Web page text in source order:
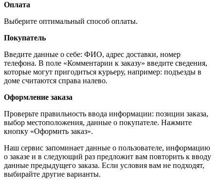
Оплата
Выберите оптимальный способ оплаты.
Покупатель
Введите данные о себе: ФИО, адрес доставки, номер
телефона. В поле «Комментарии к заказу» введите сведения,
которые могут пригодиться курьеру, например: подъезды в
доме считаются справа налево.
Оформление заказа
Проверьте правильность ввода информации: позиции заказа,
выбор местоположения, данные о покупателе. Нажмите
кнопку «Оформить заказ».
Наш сервис запоминает данные о пользователе, информацию
о заказе и в следующий раз предложит вам повторить к вводу
данные предыдущего заказа. Если условия вам не подходят,
выбирайте другие варианты.